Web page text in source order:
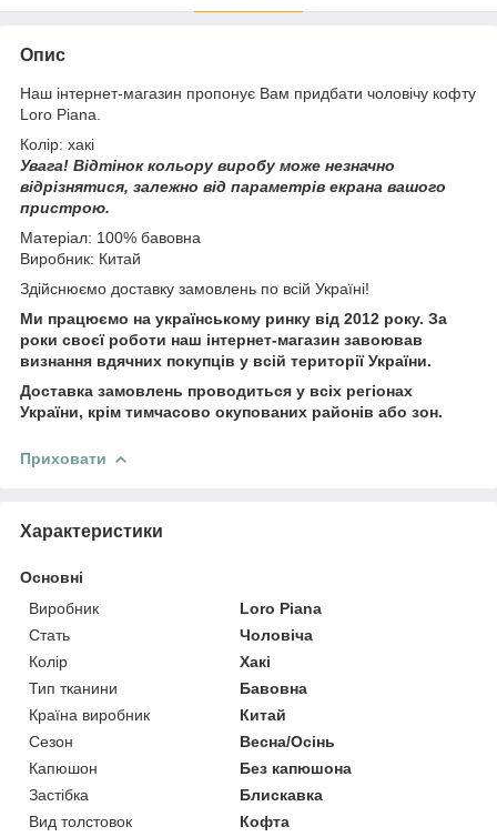
Опис
Наш інтернет-магазин пропонує Вам придбати чоловічу кофту
Loro Piana.
Колір: хакі
Увага! Відтінок кольору виробу може незначно
відрізнятися, залежно від параметрів екрана вашого
пристрою.
Матеріал: 100% бавовна
Виробник: Китай
Здійснюємо доставку замовлень по всій Україні!
Ми працюємо на українському ринку від 2012 року. За
роки своєї роботи наш інтернет-магазин завоював
визнання вдячних покупців у всій території України.
Доставка замовлень проводиться у всіх регіонах
України, крім тимчасово окупованих районів або зон.
Приховати
Характеристики
Основні
Виробник
Loro Piana
Стать
Чоловіча
Колір
Хакі
Тип тканини
Бавовна
Країна виробник
Китай
Сезон
Весна/Осінь
Капюшон
Без капюшона
Застібка
Блискавка
Вид толстовок
Кофта